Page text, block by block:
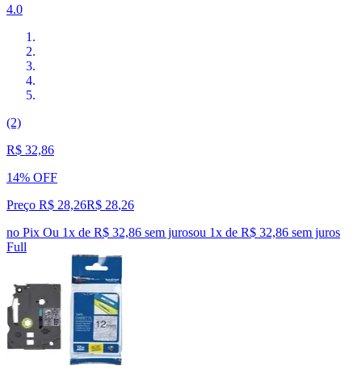
4.0
(2)
R$ 32,86
14% OFF
Preço R$ 28,26R$ 28,26
no Pix Ou 1x de R$ 32,86 sem jurosou 1x de R$ 32,86 sem juros
Full